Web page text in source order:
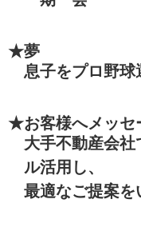
★夢
息子をプロ野球
★お客様へメッセ
大手不動産会
ル活用し、
最適なご提案を